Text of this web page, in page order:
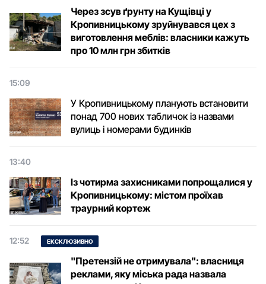
Через зсув ґрунту на Кущівці у
Кропивницькому зруйнувався цех з
виготовлення меблів: власники кажуть
про 10 млн грн збитків
15:09
У Кропивницькому планують встановити
понад 700 нових табличок із назвами
вулиць і номерами будинків
13:40
Із чотирма захисниками попрощалися у
Кропивницькому: містом проїхав
траурний кортеж
12:52 ЕКСКЛЮЗИВНО
"Претензій не отримувала": власниця
реклами, яку міська рада назвала